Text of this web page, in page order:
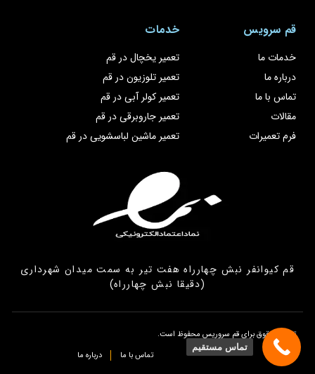
قم سرویس
خدمات ما
درباره ما
تماس با ما
مقالات
فرم تعمیرات
خدمات
تعمیر یخچال در قم
تعمیر تلوزیون در قم
تعمیر کولر آبی در قم
تعمیر جاروبرقی در قم
تعمیر ماشین لباسشویی در قم
قم کیوانفر نبش چهارراه هفت تیر به سمت میدان شهرداری
(دقیقا نبش چهارراه)
تمامی حقوق برای قم سروریس محفوظ است.
تماس با ما
درباره ما
تماس مستقیم